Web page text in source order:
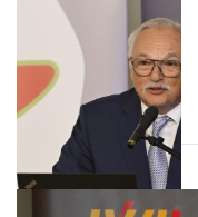
Családi
vállalkozások